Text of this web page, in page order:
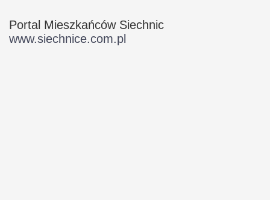
Portal Mieszkańców Siechnic
www.siechnice.com.pl